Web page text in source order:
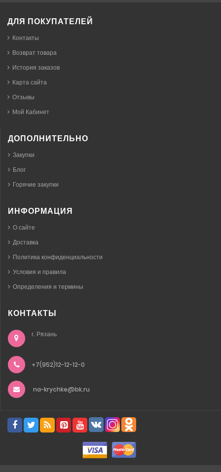
ДЛЯ ПОКУПАТЕЛЕЙ
Контакты
Возврат товара
История заказов
Карта сайта
Отзывы
Мой Кабинет
ДОПОЛНИТЕЛЬНО
Закупки
Блог
Горячие закупки
ИНФОРМАЦИЯ
О сайте
Доставка
Политика конфиденциальности
Условия и правила
Определения и термины
КОНТАКТЫ
г. Рязань
+7(952)12-12-12-0
na-krychke@bk.ru